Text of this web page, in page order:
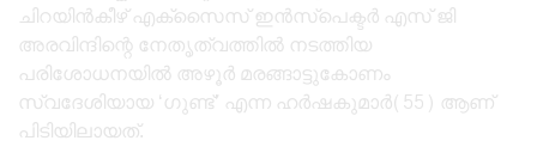
ചിറയിൻകീഴ് എക്സൈസ് ഇൻസ്പെക്ടർ എസ് ജി
അരവിന്ദിന്റെ നേതൃത്വത്തിൽ നടത്തിയ
പരിശോധനയിൽ അഴൂർ മരങ്ങാട്ടുകോണം
സ്വദേശിയായ ‘ഗുണ്ട്’ എന്ന ഹർഷകുമാർ(55) ആണ്
പിടിയിലായത്.